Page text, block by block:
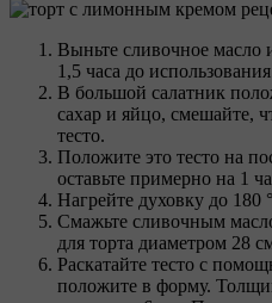
Выньте сливочное масло
1,5 часа до
В большой салатник
сахар и яйцо, смешайте,
тесто.
Положите это тесто на
оставьте примерно на 1
Нагрейте духовку до 180
Смажьте сливочным
для торта диаметром 28
Раскатайте тесто с
положите в форму.